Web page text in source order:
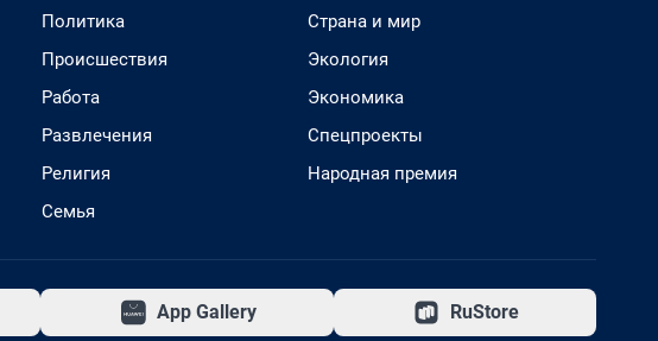
Политика
Происшествия
Работа
Развлечения
Религия
Семья
Страна и мир
Экология
Экономика
Спецпроекты
Народная премия
App Gallery RuStore